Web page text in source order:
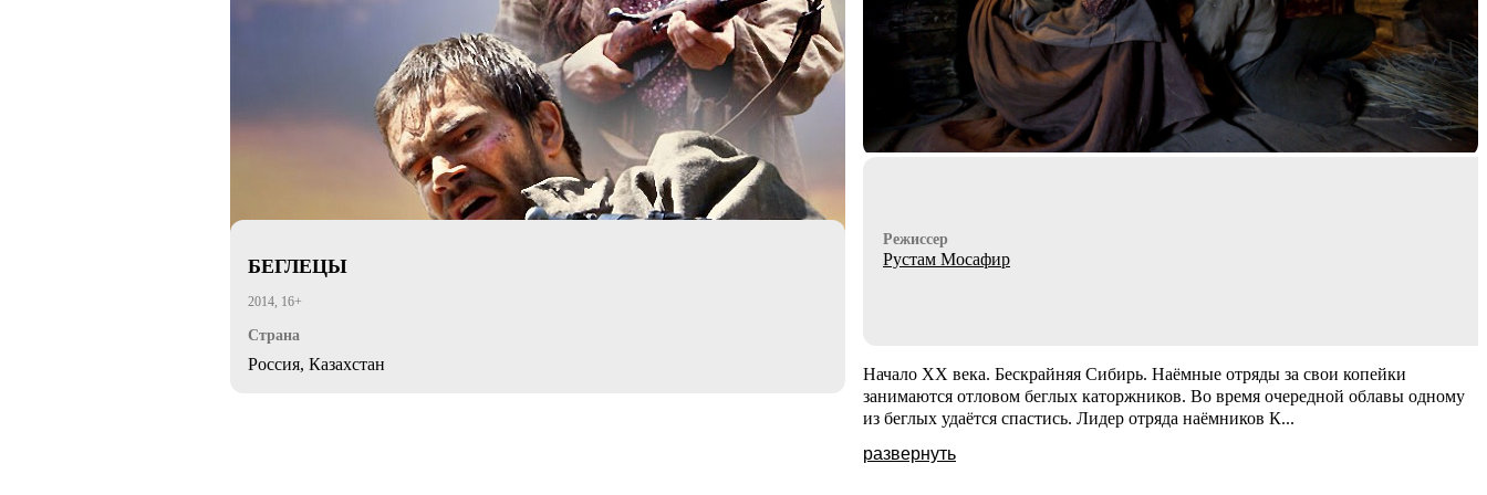
БЕГЛЕЦЫ
2014, 16+
Страна
Россия, Казахстан
Режиссер
Рустам Мосафир
Начало ХХ века. Бескрайняя Сибирь. Наёмные отряды за свои копейки
занимаются отловом беглых каторжников. Во время очередной облавы одному
из беглых удаётся спастись. Лидер отряда наёмников К...
развернуть